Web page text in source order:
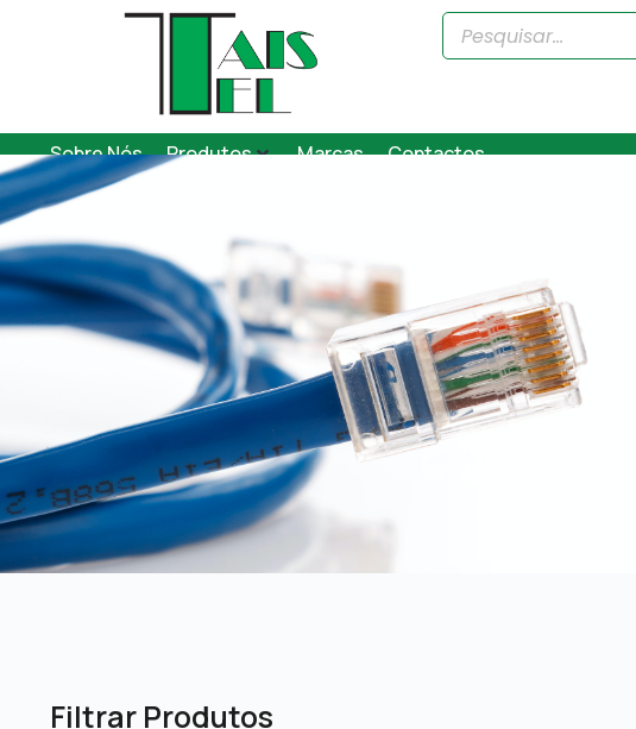
Sobre Nós Produtos Marcas Contactos
Filtrar Produtos